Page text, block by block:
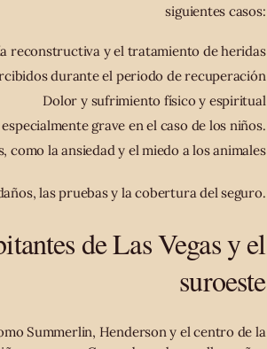
siguientes casos:
reconstructiva y el tratamiento de heridas
durante el periodo de recuperación
Dolor y sufrimiento físico y espiritual
grave en el caso de los niños.
como la ansiedad y el miedo a los animales
las pruebas y la cobertura del seguro.
de Las Vegas y el
suroeste
Summerlin, Henderson y el centro de la